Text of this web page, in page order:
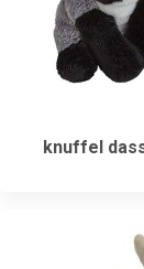
knuffel